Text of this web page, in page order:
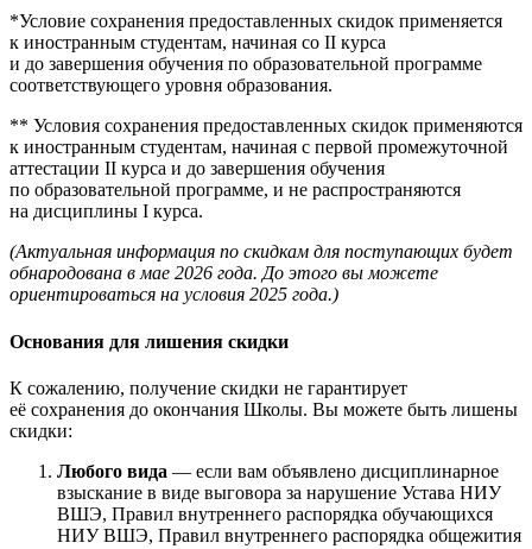
*Условие сохранения предоставленных скидок применяется
к иностранным студентам, начиная со II курса
и до завершения обучения по образовательной программе
соответствующего уровня образования.
** Условия сохранения предоставленных скидок применяются
к иностранным студентам, начиная с первой промежуточной
аттестации II курса и до завершения обучения
по образовательной программе, и не распространяются
на дисциплины I курса.
(Актуальная информация по скидкам для поступающих будет
обнародована в мае 2026 года. До этого вы можете
ориентироваться на условия 2025 года.)
Основания для лишения скидки
К сожалению, получение скидки не гарантирует
её сохранения до окончания Школы. Вы можете быть лишены
скидки:
Любого вида — если вам объявлено дисциплинарное
взыскание в виде выговора за нарушение Устава НИУ
ВШЭ, Правил внутреннего распорядка обучающихся
НИУ ВШЭ, Правил внутреннего распорядка общежития